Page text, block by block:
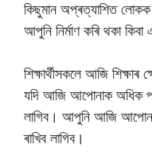
কিছুমান অপ্ৰত্যাশিত
আপুনি নিৰ্মাণ কৰি থকা কিবা
শিক্ষাৰ্থীসকলে আজি শিক্ষাৰ
যদি আজি আপোনাক অধিক
লাগিব। আপুনি আজি
ৰাখিব লাগিব।